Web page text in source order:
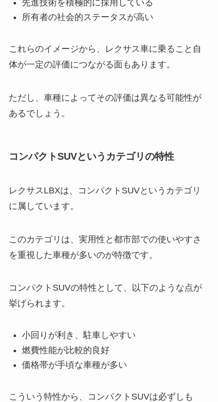
先進技術を積極的に採用している
所有者の社会的ステータスが高い
これらのイメージから、レクサス車に乗ること自
体が一定の評価につながる面もあります。
ただし、車種によってその評価は異なる可能性が
あるでしょう。
コンパクトSUVというカテゴリの特性
レクサスLBXは、コンパクトSUVというカテゴリ
に属しています。
このカテゴリは、実用性と都市部での使いやすさ
を重視した車種が多いのが特徴です。
コンパクトSUVの特性として、以下のような点が
挙げられます。
小回りが利き、駐車しやすい
燃費性能が比較的良好
価格帯が手頃な車種が多い
こういう特性から、コンパクトSUVは必ずしも